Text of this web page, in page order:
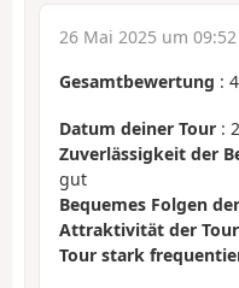
26 Mai 2025 um 09:52
Gesamtbewertung :
Datum deiner Tour :
Zuverlässigkeit der
gut
Bequemes Folgen
Attraktivität der Tour
Tour stark